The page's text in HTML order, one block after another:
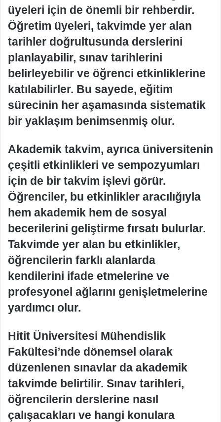
üyeleri için de önemli bir rehberdir.
Öğretim üyeleri, takvimde yer alan
tarihler doğrultusunda derslerini
planlayabilir, sınav tarihlerini
belirleyebilir ve öğrenci etkinliklerine
katılabilirler. Bu sayede, eğitim
sürecinin her aşamasında sistematik
bir yaklaşım benimsenmiş olur.
Akademik takvim, ayrıca üniversitenin
çeşitli etkinlikleri ve sempozyumları
için de bir takvim işlevi görür.
Öğrenciler, bu etkinlikler aracılığıyla
hem akademik hem de sosyal
becerilerini geliştirme fırsatı bulurlar.
Takvimde yer alan bu etkinlikler,
öğrencilerin farklı alanlarda
kendilerini ifade etmelerine ve
profesyonel ağlarını genişletmelerine
yardımcı olur.
Hitit Üniversitesi Mühendislik
Fakültesi’nde dönemsel olarak
düzenlenen sınavlar da akademik
takvimde belirtilir. Sınav tarihleri,
öğrencilerin derslerine nasıl
çalışacakları ve hangi konulara